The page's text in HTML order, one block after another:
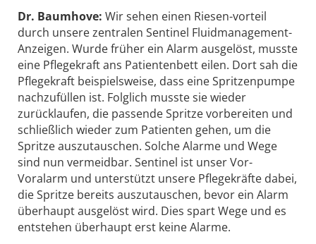
Dr. Baumhove: Wir sehen einen Riesen-vorteil
durch unsere zentralen Sentinel Fluidmanagement-
Anzeigen. Wurde früher ein Alarm ausgelöst, musste
eine Pflegekraft ans Patientenbett eilen. Dort sah die
Pflegekraft beispielsweise, dass eine Spritzenpumpe
nachzufüllen ist. Folglich musste sie wieder
zurücklaufen, die passende Spritze vorbereiten und
schließlich wieder zum Patienten gehen, um die
Spritze auszutauschen. Solche Alarme und Wege
sind nun vermeidbar. Sentinel ist unser Vor-
Voralarm und unterstützt unsere Pflegekräfte dabei,
die Spritze bereits auszutauschen, bevor ein Alarm
überhaupt ausgelöst wird. Dies spart Wege und es
entstehen überhaupt erst keine Alarme.